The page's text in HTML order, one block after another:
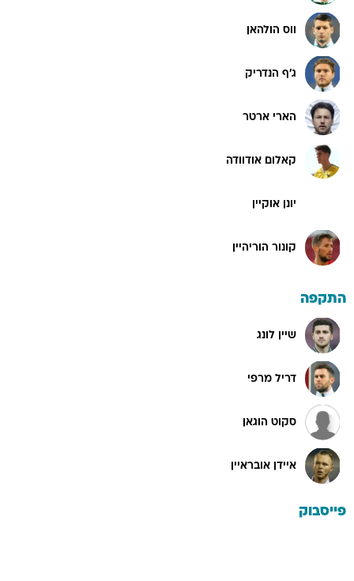
ווס הולהאן
ג'ף הנדריק
הארי ארטר
קאלום אודוודה
יונן אוקיין
קונור הוריהיין
התקפה
שיין לונג
דריל מרפי
סקוט הוגאן
איידן אובראיין
פייסבוק